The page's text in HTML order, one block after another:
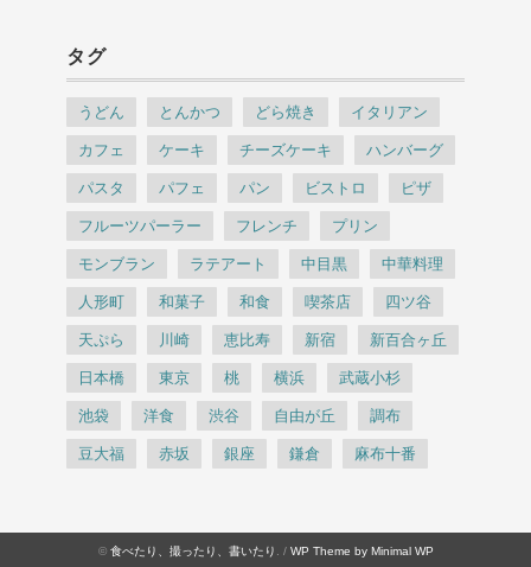
タグ
うどん とんかつ どら焼き イタリアン
カフェ ケーキ チーズケーキ ハンバーグ
パスタ パフェ パン ビストロ ピザ
フルーツパーラー フレンチ プリン
モンブラン ラテアート 中目黒 中華料理
人形町 和菓子 和食 喫茶店 四ツ谷
天ぷら 川崎 恵比寿 新宿 新百合ヶ丘
日本橋 東京 桃 横浜 武蔵小杉
池袋 洋食 渋谷 自由が丘 調布
豆大福 赤坂 銀座 鎌倉 麻布十番
© 食べたり、撮ったり、書いたり . / WP Theme by Minimal WP